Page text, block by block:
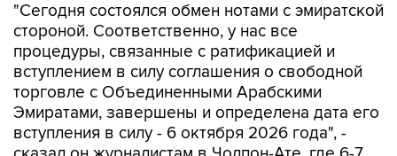
"Сегодня состоялся обмен нотами с эмиратской
стороной. Соответственно, у нас все
процедуры, связанные с ратификацией и
вступлением в силу соглашения о свободной
торговле с Объединенными Арабскими
Эмиратами, завершены и определена дата его
вступления в силу - 6 октября 2026 года", -